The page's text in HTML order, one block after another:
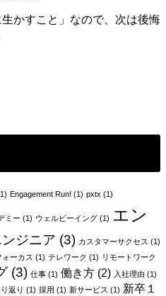
かすこと」なので、次は後悔
Engagement Run! (1) pxtx (1)
ミー (1) ウェルビーイング (1) エン
ジニア (3) カスタマーサクセス (1)
ーカス (1) テレワーク (1) リモートワーク
(3) 仕事 (1) 働き方 (2) 入社理由 (1)
返り (1) 採用 (1) 新サービス (1) 新卒１